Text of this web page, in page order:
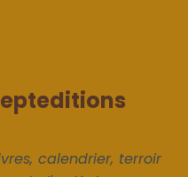
calendrier, terroir